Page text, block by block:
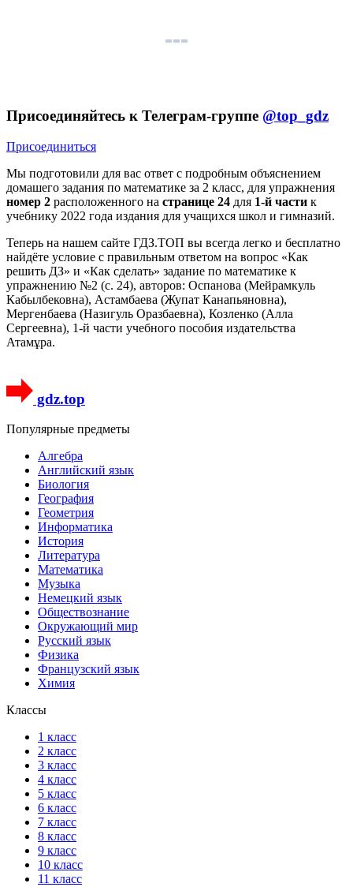
Присоединяйтесь к Телеграм-группе @top_gdz
Присоединиться
Мы подготовили для вас ответ c подробным объяснением
домашего задания по математике за 2 класс, для упражнения
номер 2 расположенного на странице 24 для 1-й части к
учебнику 2022 года издания для учащихся школ и гимназий.
Теперь на нашем сайте ГДЗ.ТОП вы всегда легко и бесплатно
найдёте условие с правильным ответом на вопрос «Как
решить ДЗ» и «Как сделать» задание по математике к
упражнению №2 (с. 24), авторов: Оспанова (Мейрамкуль
Кабылбековна), Астамбаева (Жупат Канапьяновна),
Мергенбаева (Назигуль Оразбаевна), Козленко (Алла
Сергеевна), 1-й части учебного пособия издательства
Атамұра.
gdz.top
Популярные предметы
Алгебра
Английский язык
Биология
География
Геометрия
Информатика
История
Литература
Математика
Музыка
Немецкий язык
Обществознание
Окружающий мир
Русский язык
Физика
Французский язык
Химия
Классы
1 класс
2 класс
3 класс
4 класс
5 класс
6 класс
7 класс
8 класс
9 класс
10 класс
11 класс